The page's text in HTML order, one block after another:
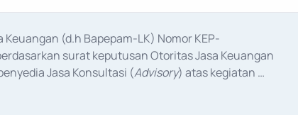
(d.h Bapepam-LK) Nomor KEP-
surat keputusan Otoritas Jasa Keuangan
Jasa Konsultasi (Advisory) atas kegiatan